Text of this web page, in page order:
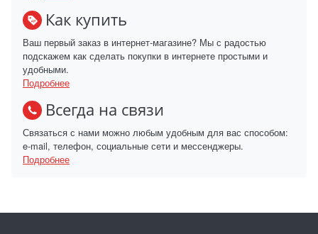
Как купить
Ваш первый заказ в интернет-магазине? Мы с радостью
подскажем как сделать покупки в интернете простыми и
удобными.
Подробнее
Всегда на связи
Связаться с нами можно любым удобным для вас способом:
e-mail, телефон, социальные сети и мессенджеры.
Подробнее